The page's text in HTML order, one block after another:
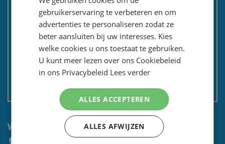
Contactformulier
Nieuwsbrief
Privacy en security
Algemene voorwaarden
Non EU: Belasting / douane
VRAGEN? NEEM CONTACT OP:
gebruikerservaring te verbeteren en om
advertenties te personaliseren zodat ze
beter aansluiten bij uw interesses. Kies
welke cookies u ons toestaat te gebruiken.
U kunt meer lezen over ons Cookiebeleid
in ons Privacybeleid Lees verder
ALLES ACCEPTEREN
ALLES AFWIJZEN